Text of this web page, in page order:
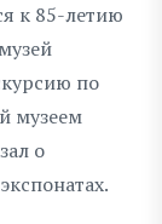
к 85-летию
по
музеем
о